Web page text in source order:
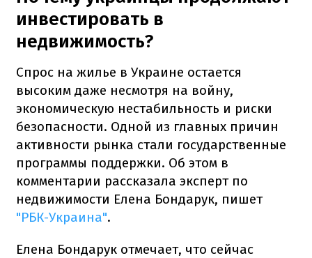
инвестировать в
недвижимость?
Спрос на жилье в Украине остается
высоким даже несмотря на войну,
экономическую нестабильность и риски
безопасности. Одной из главных причин
активности рынка стали государственные
программы поддержки. Об этом в
комментарии рассказала эксперт по
недвижимости Елена Бондарук, пишет
"РБК-Украина".
Елена Бондарук отмечает, что сейчас